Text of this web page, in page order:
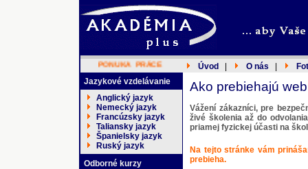
PONUKA PRÁCE Úvod O nás
Jazykové vzdelávanie
Anglický jazyk
Nemecký jazyk
Francúzsky jazyk
Taliansky jazyk
Španielsky jazyk
Ruský jazyk
Odborné kurzy
Ako prebiehajú
Vážení zákazníci, pre
živé školenia až do
priamej fyzickej účasti na
Na tejto stránke vám
prebieha.